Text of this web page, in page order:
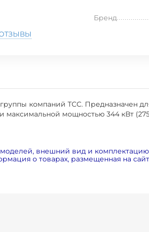
Бренд
компаний ТСС. Предназначен
максимальной мощностью 344 кВт
внешний вид и
о товарах, размещенная на